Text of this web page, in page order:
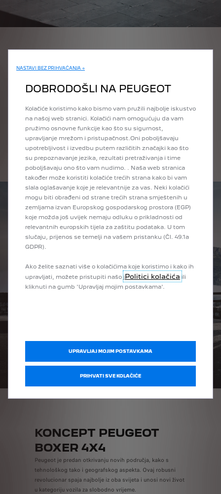
KONCEPTNO VOZILO
PEUGEOT INSTINCT
digitalni život tako da ga osjećate kao svoju drugu kožu.
Intenzivniji osjećaji u vožnji konceptnog vozila PEUGEOT
INSTINCT djeluju u simbiozi s vama i vašim potrebama.
Više informacija
KONCEPT PEUGEOT
BOXER 4X4
Peugeot je predan otkrivanju novih područja, kako s
tehnološkog tako i geografskog aspekta. Ovaj robusni
revolucionar spaja najbolje iz oba svijeta i unosi novi život
u kategoriju vozila za slobodno vrijeme.
NASTAVI BEZ PRIHVAĆANJA →
DOBRODOŠLI NA PEUGEOT
Kolačiće koristimo kako bismo vam pružili najbolje iskustvo
na našoj web stranici. Kolačići nam omogućuju da vam
pružimo osnovne funkcije kao što su sigurnost,
upravljanje mrežom i pristupačnost.Oni poboljšavaju
upotrebljivost i izvedbu putem različitih značajki kao što
su prepoznavanje jezika, rezultati pretraživanja i time
poboljšavaju ono što vam nudimo. . Naša web stranica
također može koristiti kolačiće trećih strana kako bi vam
slala oglašavanje koje je relevantnije za vas. Neki kolačići
mogu biti obrađeni od strane trećih strana smještenih u
zemljama izvan Europskog gospodarskog prostora (EGP)
koje možda još uvijek nemaju odluku o prikladnosti od
relevantnih europskih tijela za zaštitu podataka. U tom
slučaju, prijenos se temelji na vašem pristanku (Čl. 49.1a
GDPR).
Ako želite saznati više o kolačićima koje koristimo i kako ih
upravljati, možete pristupiti našo jPolitici kolačića ili
kliknuti na gumb 'Upravljaj mojim postavkama'.
UPRAVLJAJ MOJIM POSTAVKAMA
PRIHVATI SVE KOLAČIĆE